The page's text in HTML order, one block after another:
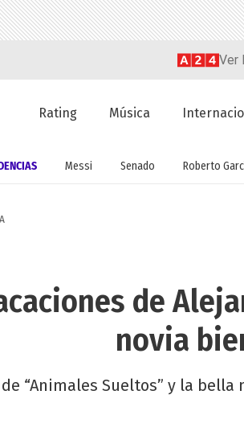
Ver
Rating Música
Messi Senado Roberto
de
novia
“Animales Sueltos” y la